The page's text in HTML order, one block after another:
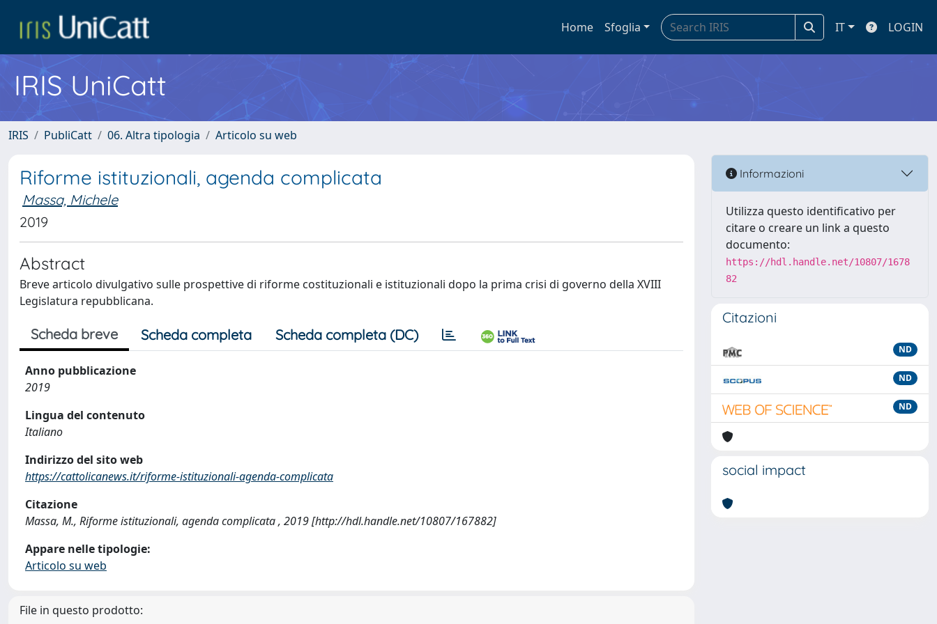
Home Sfoglia IT LOGIN
IRIS UniCatt
IRIS PubliCatt 06. Altra tipologia Articolo su web
Riforme istituzionali, agenda complicata
Massa, Michele
2019
Abstract
Breve articolo divulgativo sulle prospettive di riforme costituzionali e istituzionali dopo la prima crisi di governo della XVIII
Legislatura repubblicana.
Scheda breve Scheda completa Scheda completa (DC)
Anno pubblicazione
2019
Lingua del contenuto
Italiano
Indirizzo del sito web
https://cattolicanews.it/riforme-istituzionali-agenda-complicata
Citazione
Massa, M., Riforme istituzionali, agenda complicata , 2019 [http://hdl.handle.net/10807/167882]
Appare nelle tipologie:
Articolo su web
File in questo prodotto:
Informazioni
Utilizza questo identificativo per
citare o creare un link a questo
documento:
https://hdl.handle.net/10807/1678
82
Citazioni
ND
ND
ND
social impact